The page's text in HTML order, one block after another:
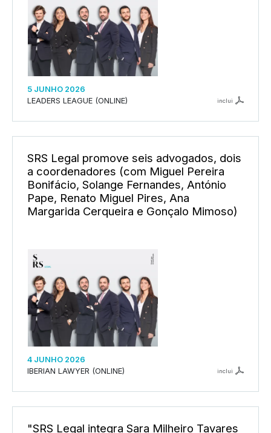
5 JUNHO 2026
LEADERS LEAGUE (ONLINE)
inclui
SRS Legal promove seis advogados, dois
a coordenadores (com Miguel Pereira
Bonifácio, Solange Fernandes, António
Pape, Renato Miguel Pires, Ana
Margarida Cerqueira e Gonçalo Mimoso)
4 JUNHO 2026
IBERIAN LAWYER (ONLINE)
inclui
"SRS Legal integra Sara Milheiro Tavares